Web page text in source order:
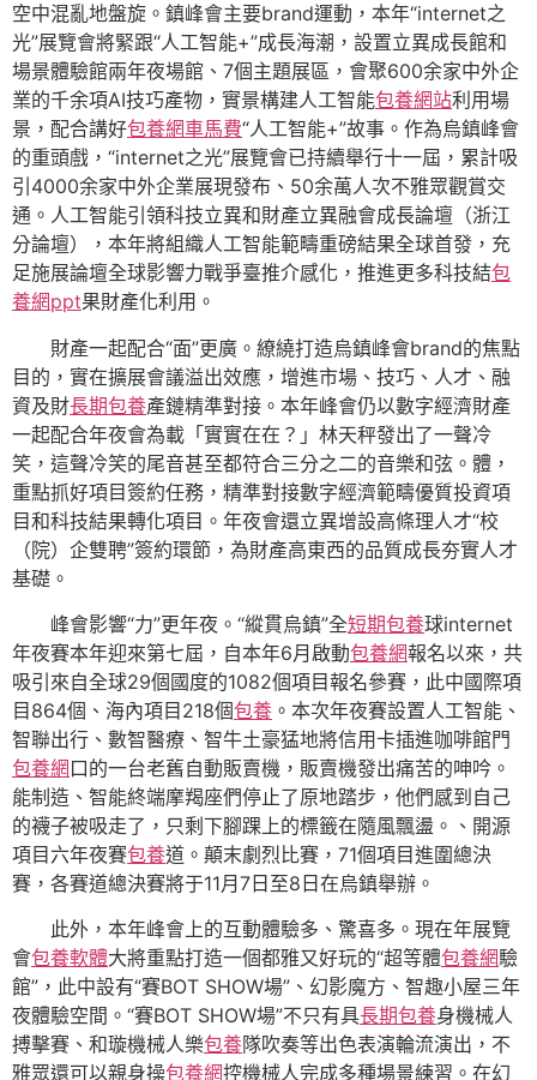
空中混亂地盤旋。鎮峰會主要brand運動，本年“internet之
光”展覽會將緊跟“人工智能+”成長海潮，設置立異成長館和
場景體驗館兩年夜場館、7個主題展區，會聚600余家中外企
業的千余項AI技巧產物，實景構建人工智能包養網站利用場
景，配合講好包養網車馬費“人工智能+”故事。作為烏鎮峰會
的重頭戲，“internet之光”展覽會已持續舉行十一屆，累計吸
引4000余家中外企業展現發布、50余萬人次不雅眾觀賞交
通。人工智能引領科技立異和財產立異融會成長論壇（浙江
分論壇），本年將組織人工智能範疇重磅結果全球首發，充
足施展論壇全球影響力戰爭臺推介感化，推進更多科技結包
養網ppt果財產化利用。
財產一起配合“面”更廣。繚繞打造烏鎮峰會brand的焦點
目的，實在擴展會議溢出效應，增進市場、技巧、人才、融
資及財長期包養產鏈精準對接。本年峰會仍以數字經濟財產
一起配合年夜會為載「實實在在？」林天秤發出了一聲冷
笑，這聲冷笑的尾音甚至都符合三分之二的音樂和弦。體，
重點抓好項目簽約任務，精準對接數字經濟範疇優質投資項
目和科技結果轉化項目。年夜會還立異增設高條理人才“校
（院）企雙聘”簽約環節，為財產高東西的品質成長夯實人才
基礎。
峰會影響“力”更年夜。“縱貫烏鎮”全短期包養球internet
年夜賽本年迎來第七屆，自本年6月啟動包養網報名以來，共
吸引來自全球29個國度的1082個項目報名參賽，此中國際項
目864個、海內項目218個包養 。本次年夜賽設置人工智能、
智聯出行、數智醫療、智牛土豪猛地將信用卡插進咖啡館門
包養網口的一台老舊自動販賣機，販賣機發出痛苦的呻吟。
能制造、智能終端摩羯座們停止了原地踏步，他們感到自己
的襪子被吸走了，只剩下腳踝上的標籤在隨風飄盪。、開源
項目六年夜賽包養道。顛末劇烈比賽，71個項目進圍總決
賽，各賽道總決賽將于11月7日至8日在烏鎮舉辦。
此外，本年峰會上的互動體驗多、驚喜多。現在年展覽
會包養軟體大將重點打造一個都雅又好玩的“超等體包養網驗
館”，此中設有“賽BOT SHOW場”、幻影魔方、智趣小屋三年
夜體驗空間。“賽BOT SHOW場”不只有具長期包養身機械人
搏擊賽、和璇機械人樂包養隊吹奏等出色表演輪流演出，不
雅眾還可以親身操包養網控機械人完成多種場景練習。在幻